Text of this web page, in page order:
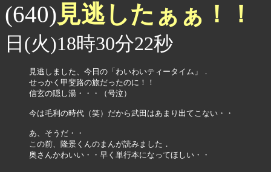
(640)見逃したぁぁ！！
日(火)18時30分22秒
見逃しました、今日の「わいわいティータイム」．
せっかく甲斐路の旅だったのに！！
信玄の隠し湯・・・（号泣）
今は毛利の時代（笑）だから武田はあまり出てこない・・
あ、そうだ・・
この前、隆景くんのまんが読みました．
奥さんかわいい・・早く単行本になってほしい・・